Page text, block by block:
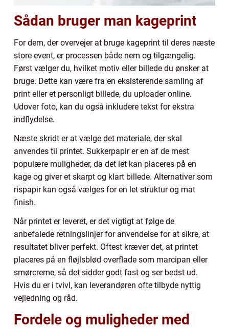
Sådan bruger man kageprint
For dem, der overvejer at bruge kageprint til deres næste
store event, er processen både nem og tilgængelig.
Først vælger du, hvilket motiv eller billede du ønsker at
bruge. Dette kan være fra en eksisterende samling af
print eller et personligt billede, du uploader online.
Udover foto, kan du også inkludere tekst for ekstra
indflydelse.
Næste skridt er at vælge det materiale, der skal
anvendes til printet. Sukkerpapir er en af de mest
populære muligheder, da det let kan placeres på en
kage og giver et skarpt og klart billede. Alternativer som
rispapir kan også vælges for en let struktur og mat
finish.
Når printet er leveret, er det vigtigt at følge de
anbefalede retningslinjer for anvendelse for at sikre, at
resultatet bliver perfekt. Oftest kræver det, at printet
placeres på en fløjlsblød overflade som marcipan eller
smørcreme, så det sidder godt fast og ser bedst ud.
Hvis du er i tvivl, kan leverandøren ofte tilbyde nyttig
vejledning og råd.
Fordele og muligheder med